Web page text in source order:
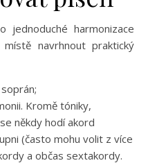
harmonizace
navrhnout praktický
Kromě tóniky,
někdy hodí akord
(často mohu volit z více
a občas sextakordy.